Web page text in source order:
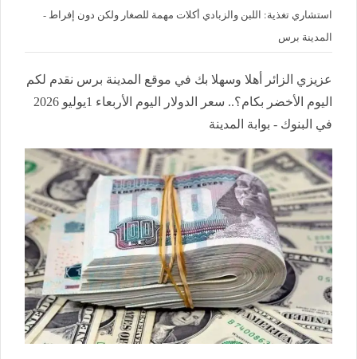
استشاري تغذية: اللبن والزبادي أكلات مهمة للصغار ولكن دون إفراط -
المدينة برس
عزيزي الزائر أهلا وسهلا بك في موقع المدينة برس نقدم لكم
اليوم الأخضر بكام؟.. سعر الدولار اليوم الأربعاء 1يوليو 2026
في البنوك - بوابة المدينة